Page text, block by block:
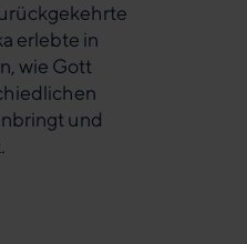
erlebte in
wie Gott
und